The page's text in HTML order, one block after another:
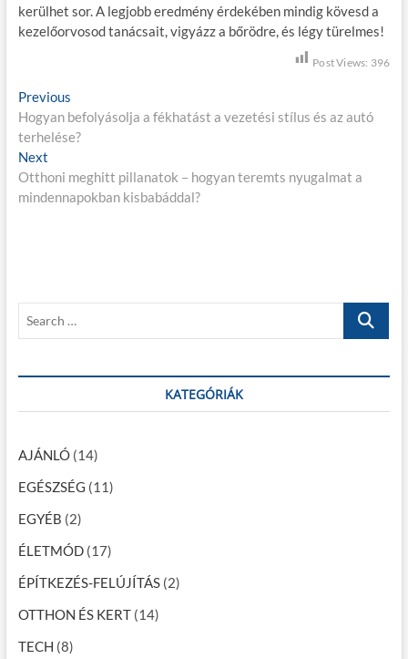
kerülhet sor. A legjobb eredmény érdekében mindig kövesd a
kezelőorvosod tanácsait, vigyázz a bőrödre, és légy türelmes!
Post Views: 396
B
e
j
e
é
s
v
i
g
á
c
i
ó
Previous
r
e
i
o
:
Hogyan befolyásolja a fékhatást a vezetési stílus és az autó
terhelése?
Next
e
x
:
Otthoni meghitt pillanatok – hogyan teremts nyugalmat a
mindennapokban kisbabáddal?
r
h
KATEGÓRIÁK
AJÁNLÓ(14)
EGÉSZSÉG (11)
EGYÉB (2)
ÉLETMÓD(17)
ÉPÍTKEZÉS-FELÚJÍTÁS(2)
OTTHON ÉS KERT(14)
TECH (8)